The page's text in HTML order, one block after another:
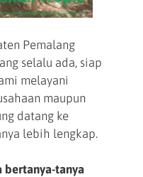
Pemalang
selalu ada, siap
melayani
maupun
datang ke
lebih lengkap.
bertanya-tanya